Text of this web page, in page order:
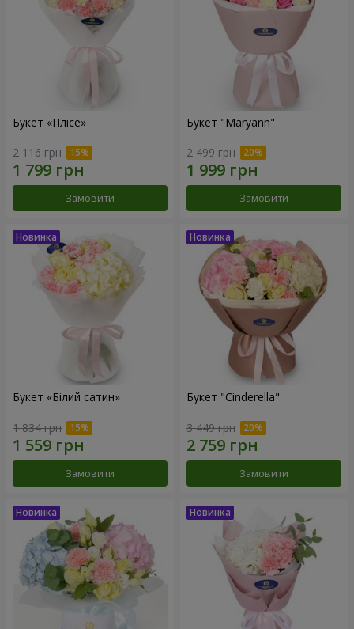
Букет «Плісе»
2 116 грн
Замовити
Букет "Maryann"
2 499 грн
Замовити
Букет «Білий сатин»
1 834 грн
Замовити
Букет "Cinderella"
3 449 грн
Замовити